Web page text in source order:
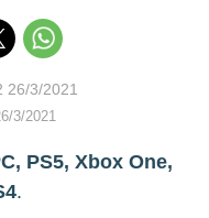
26/3/2021
3/2021
PS5, Xbox One,
.